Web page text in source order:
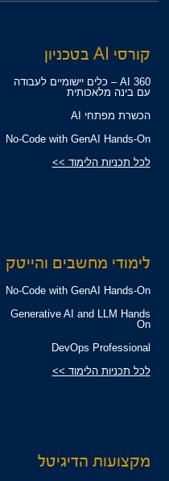
קורסי AI בטכניון
360 AI – כלים יישומיים לעבודה
עם בינה מלאכותית
הכשרת מפתחי AI
No-Code with GenAI Hands-On
לכל תכניות הלימוד >>
לימודי מחשבים והייטק
No-Code with GenAI Hands-On
Generative AI and LLM Hands
On
DevOps Professional
לכל תכניות הלימוד >>
מקצועות הדיגיטל